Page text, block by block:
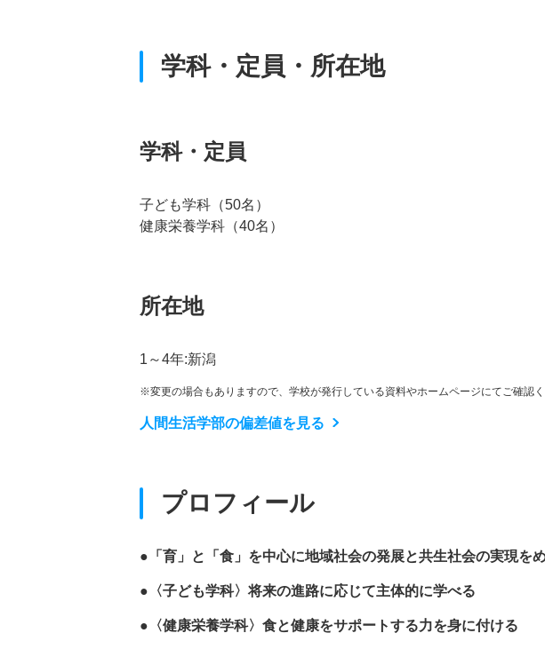
学科・定員・所在地
学科・定員
子ども学科（50名）
健康栄養学科（40名）
所在地
1～4年:新潟
※変更の場合もありますので、学校が発行している資料やホームページにてご確認く
人間生活学部の偏差値を見る
プロフィール
●「育」と「食」を中心に地域社会の発展と共生社会の実現を
●〈子ども学科〉将来の進路に応じて主体的に学べる
●〈健康栄養学科〉食と健康をサポートする力を身に付ける